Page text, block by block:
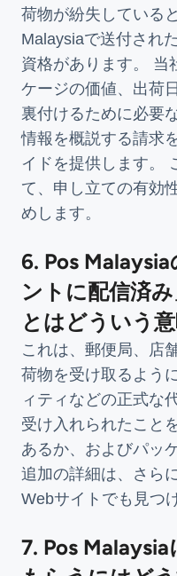
荷物が紛失している
Malaysiaで送付され
資格があります。 当
ケージの価値、出荷
裏付けるために必要
情報を概説する請求
イドを提供します。
て、申し立ての有効
めします。
6. Pos
ントに配信済
とはどういう
これは、郵便局、店
荷物を受け取るよう
ィティなどの正式な
受け入れられたこと
あるか、およびパッ
追加の詳細は、さら
Webサイトでも見つ
7. Pos